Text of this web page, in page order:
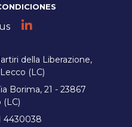
della Liberazione,
(LC)
Borima, 21 - 23867
(LC)
4430038